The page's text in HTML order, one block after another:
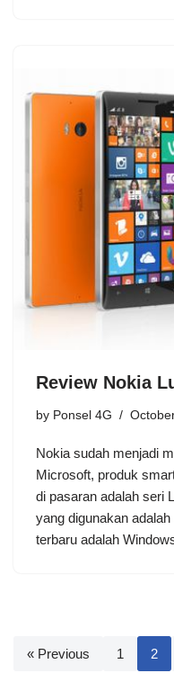
Review Nokia
by Ponsel 4G
Nokia sudah menjadi
Microsoft, produk
di pasaran adalah seri
yang digunakan
terbaru adalah
« Previous 1 2